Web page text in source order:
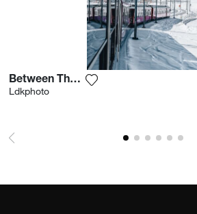
Between The Slopes
Ldkphoto